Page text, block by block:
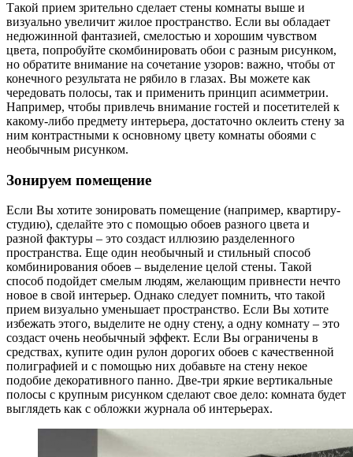
Такой прием зрительно сделает стены комнаты выше и
визуально увеличит жилое пространство. Если вы обладает
недюжинной фантазией, смелостью и хорошим чувством
цвета, попробуйте скомбинировать обои с разным рисунком,
но обратите внимание на сочетание узоров: важно, чтобы от
конечного результата не рябило в глазах. Вы можете как
чередовать полосы, так и применить принцип асимметрии.
Например, чтобы привлечь внимание гостей и посетителей к
какому-либо предмету интерьера, достаточно оклеить стену за
ним контрастными к основному цвету комнаты обоями с
необычным рисунком.
Зонируем помещение
Если Вы хотите зонировать помещение (например, квартиру-
студию), сделайте это с помощью обоев разного цвета и
разной фактуры – это создаст иллюзию разделенного
пространства. Еще один необычный и стильный способ
комбинирования обоев – выделение целой стены. Такой
способ подойдет смелым людям, желающим привнести нечто
новое в свой интерьер. Однако следует помнить, что такой
прием визуально уменьшает пространство. Если Вы хотите
избежать этого, выделите не одну стену, а одну комнату – это
создаст очень необычный эффект. Если Вы ограничены в
средствах, купите один рулон дорогих обоев с качественной
полиграфией и с помощью них добавьте на стену некое
подобие декоративного панно. Две-три яркие вертикальные
полосы с крупным рисунком сделают свое дело: комната будет
выглядеть как с обложки журнала об интерьерах.